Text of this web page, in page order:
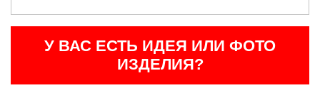
У ВАС ЕСТЬ ИДЕЯ ИЛИ ФОТО
ИЗДЕЛИЯ?